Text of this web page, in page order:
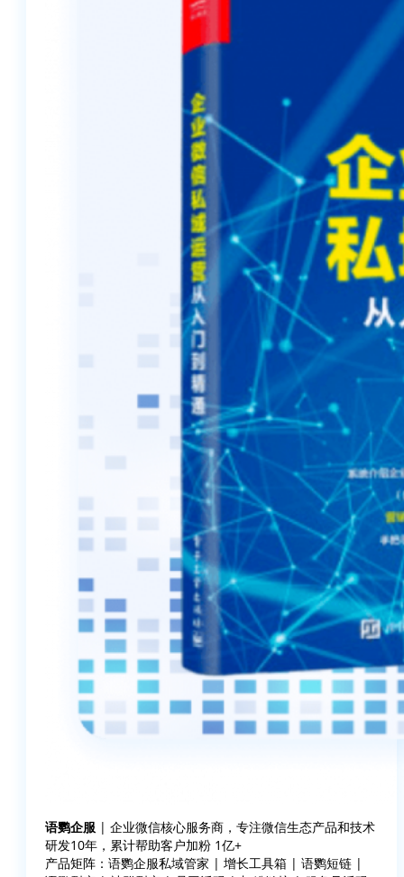
语鹦企服 | 企业微信核心服务商，专注微信生态产品和技术
研发10年，累计帮助客户加粉 1亿+
产品矩阵：语鹦企服私域管家 | 增长工具箱 | 语鹦短链 |